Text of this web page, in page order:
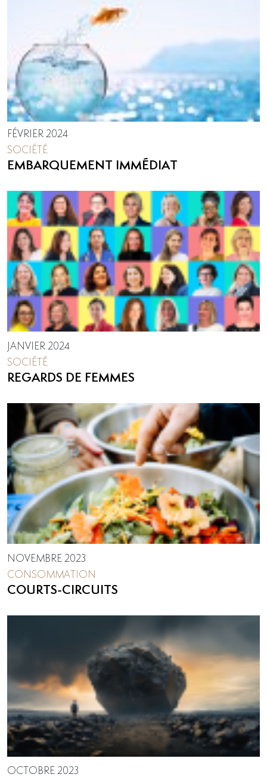
FÉVRIER 2024
SOCIÉTÉ
EMBARQUEMENT IMMÉDIAT
JANVIER 2024
SOCIÉTÉ
REGARDS DE FEMMES
NOVEMBRE 2023
CONSOMMATION
COURTS-CIRCUITS
OCTOBRE 2023